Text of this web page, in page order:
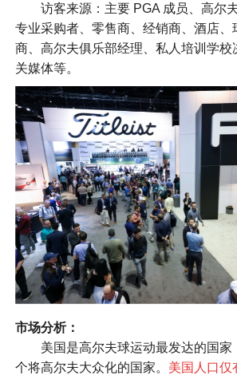
访客来源：主要 PGA 成员、高尔
专业采购者、零售商、经销商、酒店、
商、高尔夫俱乐部经理、私人培训学校
关媒体等。
市场分析：
美国是高尔夫球运动最发达的国家
个将高尔夫大众化的国家。 美国人口仅